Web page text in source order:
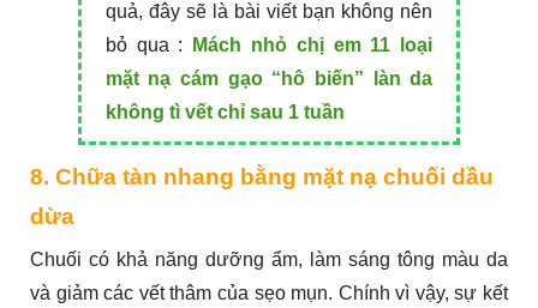
quả, đây sẽ là bài viết bạn không nên
bỏ qua :
Mách nhỏ chị em 11 loại
mặt nạ cám gạo “hô biến” làn da
không tì vết chỉ sau 1 tuần
8. Chữa tàn nhang bằng mặt nạ chuối dầu
dừa
Chuối có khả năng dưỡng ẩm, làm sáng tông màu da
và giảm các vết thâm của sẹo mụn. Chính vì vậy, sự kết